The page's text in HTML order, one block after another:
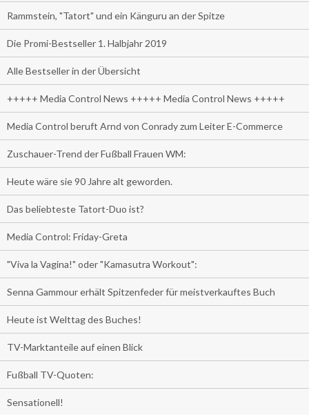
Rammstein, "Tatort" und ein Känguru an der Spitze
Die Promi-Bestseller 1. Halbjahr 2019
Alle Bestseller in der Übersicht
+++++ Media Control News +++++ Media Control News +++++
Media Control beruft Arnd von Conrady zum Leiter E-Commerce
Zuschauer-Trend der Fußball Frauen WM:
Heute wäre sie 90 Jahre alt geworden.
Das beliebteste Tatort-Duo ist?
Media Control: Friday-Greta
"Viva la Vagina!" oder "Kamasutra Workout":
Senna Gammour erhält Spitzenfeder für meistverkauftes Buch
Heute ist Welttag des Buches!
TV-Marktanteile auf einen Blick
Fußball TV-Quoten:
Sensationell!